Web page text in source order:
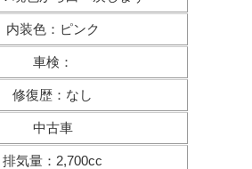
内装色： ピンク
車検 ：
修復歴 ： なし
中古車
排気量 ： 2,700cc